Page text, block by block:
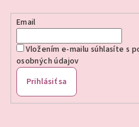
Email
Vložením e-mailu súhlasíte s
osobných údajov
Prihlásiť sa